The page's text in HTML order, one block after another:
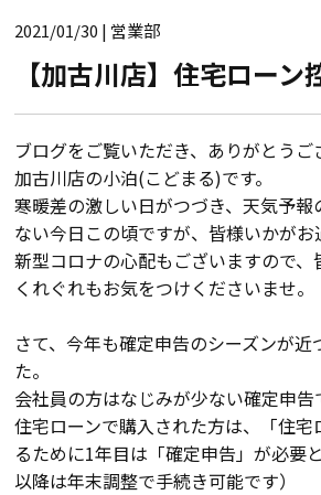
来店予約
HOME
物件検索
会員登録
おすすめ分譲地
手間ひまかけた家づくり
2021/01/30 | 営業部
【加古川店】住宅ローン
ブログをご覧いただき、ありがとうご
加古川店の小泊(こどまる)です。
寒暖差の激しい日がつづき、天気予
ない今日この頃ですが、皆様いかがお
新型コロナの心配もございますので
くれぐれもお気をつけくださいませ。
さて、今年も確定申告のシーズンが近
た。
会社員の方はなじみが少ない確定申
住宅ローンで購入された方は、「住宅
るために1年目は「確定申告」が必要
以降は年末調整で手続き可能です）